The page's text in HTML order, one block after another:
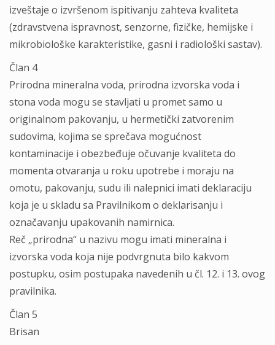
izveštaje o izvršenom ispitivanju zahteva kvaliteta
(zdravstvena ispravnost, senzorne, fizičke, hemijske i
mikrobiološke karakteristike, gasni i radiološki sastav).
Član 4
Prirodna mineralna voda, prirodna izvorska voda i
stona voda mogu se stavljati u promet samo u
originalnom pakovanju, u hermetički zatvorenim
sudovima, kojima se sprečava mogućnost
kontaminacije i obezbeđuje očuvanje kvaliteta do
momenta otvaranja u roku upotrebe i moraju na
omotu, pakovanju, sudu ili nalepnici imati deklaraciju
koja je u skladu sa Pravilnikom o deklarisanju i
označavanju upakovanih namirnica.
Reč „prirodna“ u nazivu mogu imati mineralna i
izvorska voda koja nije podvrgnuta bilo kakvom
postupku, osim postupaka navedenih u čl. 12. i 13. ovog
pravilnika.
Član 5
Brisan